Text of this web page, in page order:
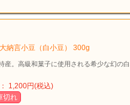
納言小豆（白小豆） 300g
産。高級和菓子に使用される希少な幻の
1,200円(税込)
切れ